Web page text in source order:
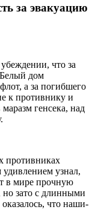
за эвакуацию
что за
дом
а за погибшего
к противнику и
генсека, над
противниках
узнал,
в мире прочную
но зато с длинными
что наши-